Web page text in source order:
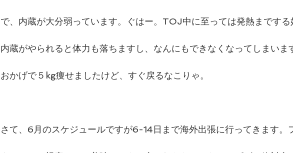
で、内蔵が大分弱っています。ぐはー。TOJ中に至っては発熱までする
内蔵がやられると体力も落ちますし、なんにもできなくなってしまいま
おかげで５kg痩せましたけど、すぐ戻るなこりゃ。
さて、6月のスケジュールですが6-14日まで海外出張に行ってきます。